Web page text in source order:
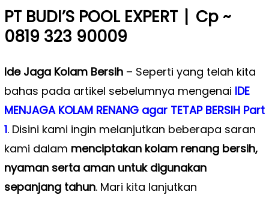
PT BUDI’S POOL EXPERT| Cp ~
0819 323 90009
Ide Jaga Kolam Bersih– Seperti yang telah kita
bahas pada artikel sebelumnya mengenai IDE
MENJAGA KOLAM RENANG agar TETAP BERSIH Part
1. Disini kami ingin melanjutkan beberapa saran
kami dalam menciptakan kolam renang bersih,
nyaman serta aman untuk digunakan
sepanjang tahun. Mari kita lanjutkan